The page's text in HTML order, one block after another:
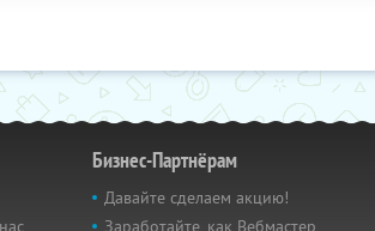
Бизнес-Партнёрам
Давайте сделаем акцию!
Заработайте, как Вебмастер